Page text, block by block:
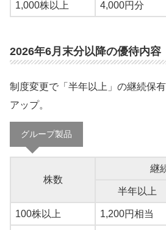
1,000株以上 4,000円分
2026年6月末分以降の優待内容
制度変更で「半年以上」の継続保
アップ。
グループ製品
株数
継
半年以上
100株以上 1,200円相当